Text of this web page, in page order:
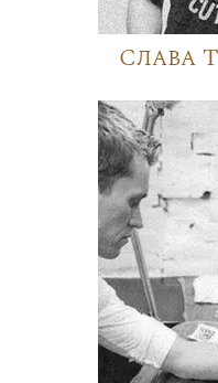
Слава